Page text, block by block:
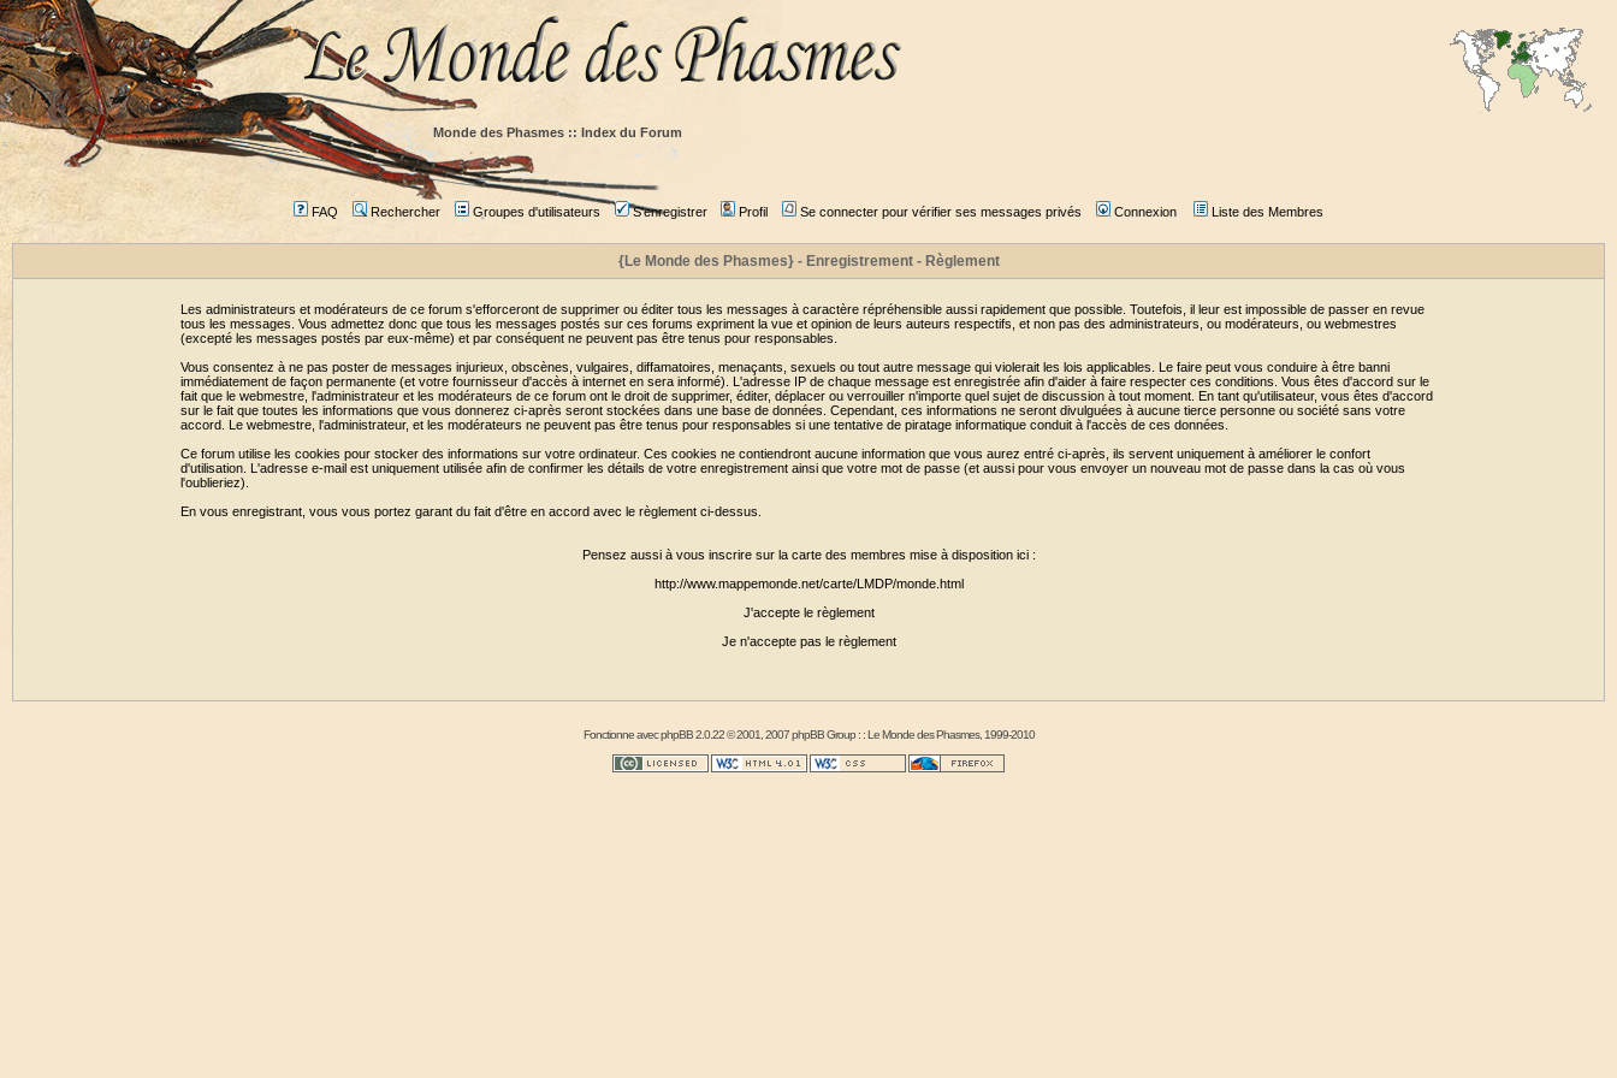
Monde des Phasmes :: Index du Forum
FAQ Rechercher Groupes d'utilisateurs S'enregistrer Profil Se connecter pour vérifier ses messages privés Connexion Liste des Membres
{Le Monde des Phasmes} - Enregistrement - Règlement
Les administrateurs et modérateurs de ce forum s'efforceront de supprimer ou éditer tous les messages à caractère répréhensible aussi rapidement que possible. Toutefois, il leur est impossible de passer en revue
tous les messages. Vous admettez donc que tous les messages postés sur ces forums expriment la vue et opinion de leurs auteurs respectifs, et non pas des administrateurs, ou modérateurs, ou webmestres
(excepté les messages postés par eux-même) et par conséquent ne peuvent pas être tenus pour responsables.
Vous consentez à ne pas poster de messages injurieux, obscènes, vulgaires, diffamatoires, menaçants, sexuels ou tout autre message qui violerait les lois applicables. Le faire peut vous conduire à être banni
immédiatement de façon permanente (et votre fournisseur d'accès à internet en sera informé). L'adresse IP de chaque message est enregistrée afin d'aider à faire respecter ces conditions. Vous êtes d'accord sur le
fait que le webmestre, l'administrateur et les modérateurs de ce forum ont le droit de supprimer, éditer, déplacer ou verrouiller n'importe quel sujet de discussion à tout moment. En tant qu'utilisateur, vous êtes d'accord
sur le fait que toutes les informations que vous donnerez ci-après seront stockées dans une base de données. Cependant, ces informations ne seront divulguées à aucune tierce personne ou société sans votre
accord. Le webmestre, l'administrateur, et les modérateurs ne peuvent pas être tenus pour responsables si une tentative de piratage informatique conduit à l'accès de ces données.
Ce forum utilise les cookies pour stocker des informations sur votre ordinateur. Ces cookies ne contiendront aucune information que vous aurez entré ci-après, ils servent uniquement à améliorer le confort
d'utilisation. L'adresse e-mail est uniquement utilisée afin de confirmer les détails de votre enregistrement ainsi que votre mot de passe (et aussi pour vous envoyer un nouveau mot de passe dans la cas où vous
l'oublieriez).
En vous enregistrant, vous vous portez garant du fait d'être en accord avec le règlement ci-dessus.
Pensez aussi à vous inscrire sur la carte des membres mise à disposition ici :
http://www.mappemonde.net/carte/LMDP/monde.html
J'accepte le règlement
Je n'accepte pas le règlement
Fonctionne avecphpBB2.0.22 © 2001, 2007 phpBB Group : :Le Monde des Phasmes, 1999-2010